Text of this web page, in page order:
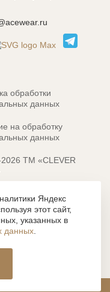
обработки
данных
на обработку
данных
ТМ «CLEVER
сайта: MACHAON
на сайте
текстом,
и т.д., являются
которых, без
и без активной
Яндекс
этот сайт,
указанных в
данных